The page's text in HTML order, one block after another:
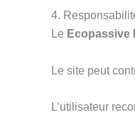
4.
Le Ecopassive
Le site peut
L’utilisateur